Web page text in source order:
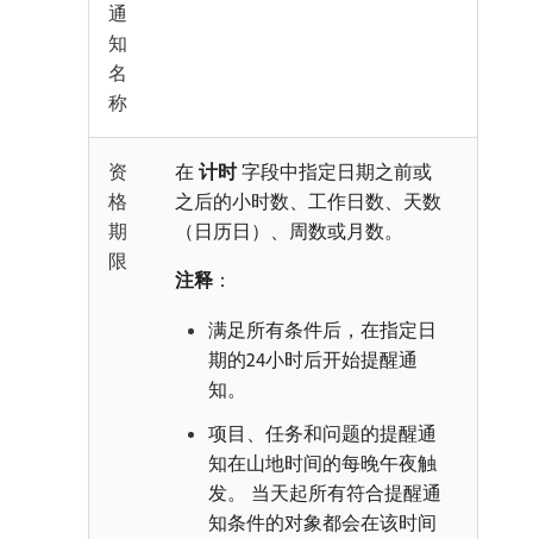
通
知
名
称
资
格
期
限
在 计时字段中指定日期之前或
之后的小时数、工作日数、天数
（日历日）、周数或月数。
注释 ：
满足所有条件后，在指定日
期的24小时后开始提醒通
知。
项目、任务和问题的提醒通
知在山地时间的每晚午夜触
发。 当天起所有符合提醒通
知条件的对象都会在该时间